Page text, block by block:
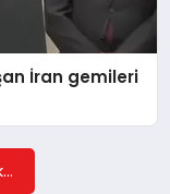
İran gemileri